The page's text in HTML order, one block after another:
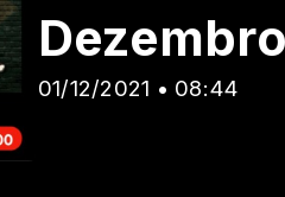
01/12/2021 • 08:44